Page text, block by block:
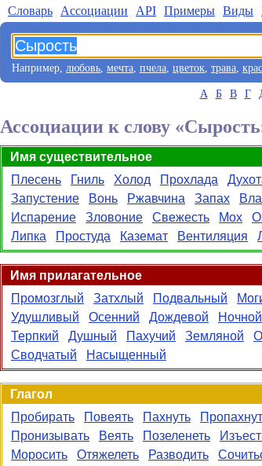
Словарь Aссоциации API Примеры Виды
Например, любовь, мечта, пчела, цветок, трава,
А Б В Г
Ассоциации к слову
Имя существительное
Плесень
Гниль Холод Прохлада
Запустение
Вонь Ржавчина Запах
Испарение
Зловоние Свежесть Мох
Липка
Простуда Каземат Вентиляция
Имя прилагательное
Промозглый
Затхлый Подвальный
Удушливый
Осенний Дождевой Ночной
Терпкий
Душный Пахучий Земляной
Сводчатый
Насыщенный
Глагол
Пробирать
Повеять Пахнуть
Пронизывать
Веять Позеленеть
Моросить
Отяжелеть Разводить